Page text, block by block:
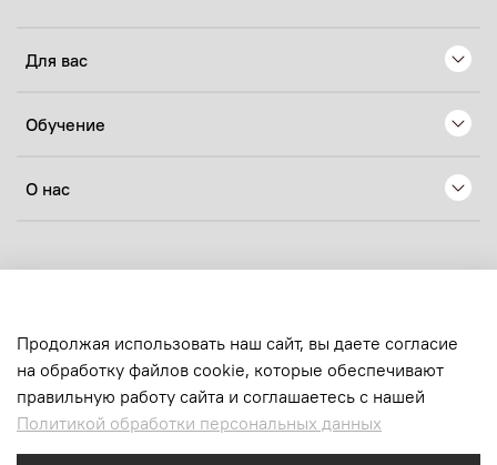
Для вас
Обучение
О нас
sens.production@yandex.ru
ИП Хачатрян Нелли Ашотовна
ОГРНИП:324619600223144
ИНН:616710659120
email:sens.production@yandex.ru
Продолжая использовать наш сайт, вы даете согласие
на обработку файлов cookie, которые обеспечивают
правильную работу сайта и соглашаетесь с нашей
Политикой обработки персональных данных